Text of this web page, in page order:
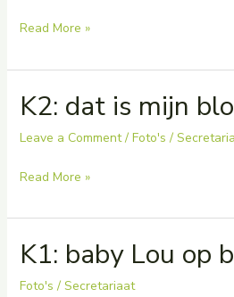
K2:
dag
Read More »
K2: dat is mijn
Leave a Comment / Foto's /
K2:
is
mijn
bloem
Read More »
K1: baby Lou op
Foto's / Secretariaat